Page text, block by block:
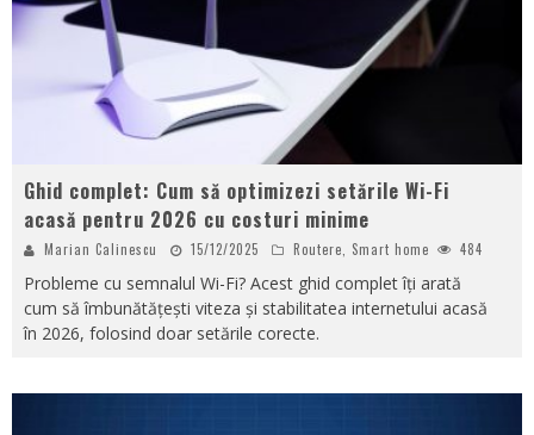
Ghid complet: Cum să optimizezi setările Wi-Fi
acasă pentru 2026 cu costuri minime
Marian Calinescu 15/12/2025 Routere, Smart home 484
Probleme cu semnalul Wi-Fi? Acest ghid complet îți arată
cum să îmbunătățești viteza și stabilitatea internetului acasă
în 2026, folosind doar setările corecte.